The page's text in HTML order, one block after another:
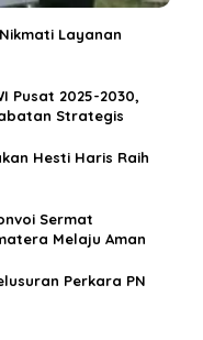
Layanan
Pusat 2025-2030,
Strategis
Hesti Haris Raih
Sermat
Melaju Aman
Perkara PN